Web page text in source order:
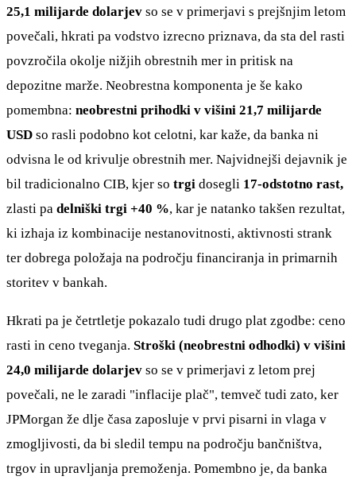
25,1 milijarde dolarjev so se v primerjavi s prejšnjim letom
povečali, hkrati pa vodstvo izrecno priznava, da sta del rasti
povzročila okolje nižjih obrestnih mer in pritisk na
depozitne marže. Neobrestna komponenta je še kako
pomembna: neobrestni prihodki v višini 21,7 milijarde
USD so rasli podobno kot celotni, kar kaže, da banka ni
odvisna le od krivulje obrestnih mer. Najvidnejši dejavnik je
bil tradicionalno CIB, kjer so trgi dosegli 17-odstotno rast,
zlasti pa delniški trgi +40 %, kar je natanko takšen rezultat,
ki izhaja iz kombinacije nestanovitnosti, aktivnosti strank
ter dobrega položaja na področju financiranja in primarnih
storitev v bankah.
Hkrati pa je četrtletje pokazalo tudi drugo plat zgodbe: ceno
rasti in ceno tveganja. Stroški (neobrestni odhodki) v višini
24,0 milijarde dolarjev so se v primerjavi z letom prej
povečali, ne le zaradi "inflacije plač", temveč tudi zato, ker
JPMorgan že dlje časa zaposluje v prvi pisarni in vlaga v
zmogljivosti, da bi sledil tempu na področju bančništva,
trgov in upravljanja premoženja. Pomembno je, da banka